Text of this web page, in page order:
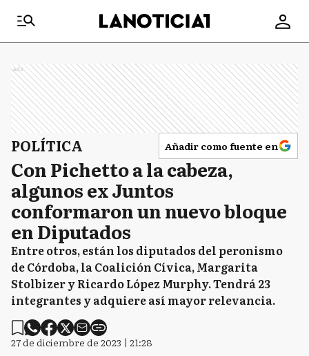
Ads
POLÍTICA Añadir como fuente en
Con Pichetto a la cabeza,
algunos ex Juntos
conformaron un nuevo bloque
en Diputados
Entre otros, están los diputados del peronismo
de Córdoba, la Coalición Cívica, Margarita
Stolbizer y Ricardo López Murphy. Tendrá 23
integrantes y adquiere así mayor relevancia.
27 de diciembre de 2023 | 21:28